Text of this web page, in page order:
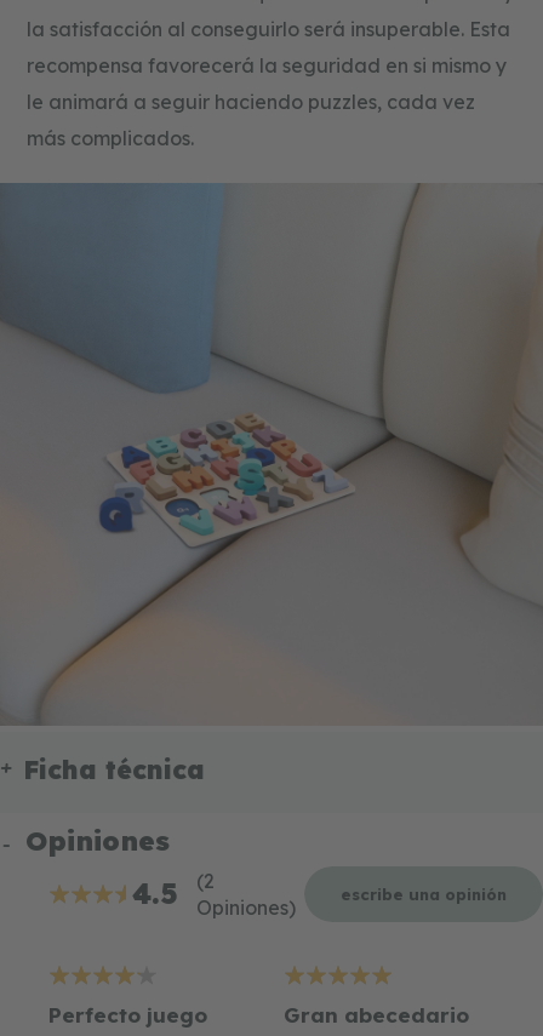
la satisfacción al conseguirlo será insuperable. Esta
recompensa favorecerá la seguridad en si mismo y
le animará a seguir haciendo puzzles, cada vez
más complicados.
Ficha técnica
Opiniones
4.5
(2
Opiniones)
escribe una opinión
4Perfecto juego Gran abecedario